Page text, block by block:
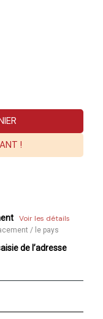
!
Voir les détails
/ le pays
de l’adresse